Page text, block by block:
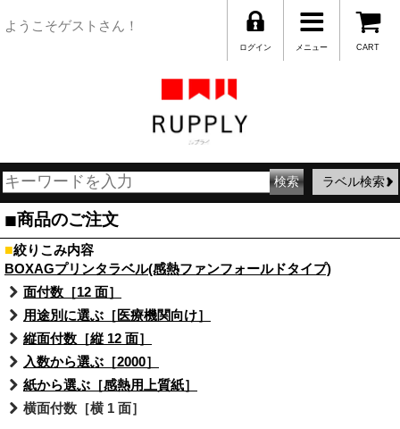
ようこそゲストさん！
CART
メニュー
ログイン
ラベル検索
■商品のご注文
■絞りこみ内容
BOXAGプリンタラベル(感熱ファンフォールドタイプ)
面付数［12 面］
用途別に選ぶ［医療機関向け］
縦面付数［縦 12 面］
入数から選ぶ［2000］
紙から選ぶ［感熱用上質紙］
横面付数［横 1 面］